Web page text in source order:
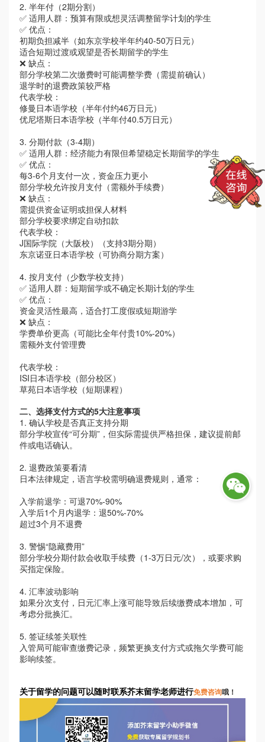
2. 半年付（2期分割）
✅ 适用人群：预算有限或想灵活调整留学计划的学生
✅ 优点：
初期负担减半（如东京学校半年约40-50万日元）
适合短期过渡或观望是否长期留学的学生
❌ 缺点：
部分学校第二次缴费时可能调整学费（需提前确认）
退学时的退费政策较严格
代表学校：
修曼日本语学校（半年付约46万日元）
优尼塔斯日本语学校（半年付40.5万日元）
3. 分期付款（3-4期）
✅ 适用人群：经济能力有限但希望稳定长期留学的学生
✅ 优点：
每3-6个月支付一次，资金压力更小
部分学校允许按月支付（需额外手续费）
❌ 缺点：
需提供资金证明或担保人材料
部分学校要求绑定自动扣款
代表学校：
J国际学院（大阪校）（支持3期分期）
东京诺亚日本语学校（可协商分期方案）
4. 按月支付（少数学校支持）
✅ 适用人群：短期留学或不确定长期计划的学生
✅ 优点：
资金灵活性最高，适合打工度假或短期游学
❌ 缺点：
学费单价更高（可能比全年付贵10%-20%）
需额外支付管理费
代表学校：
ISI日本语学校（部分校区）
草苑日本语学校（短期课程）
二、选择支付方式的5大注意事项
1. 确认学校是否真正支持分期
部分学校宣传“可分期”，但实际需提供严格担保，建议提前邮
件或电话确认。
2. 退费政策要看清
日本法律规定，语言学校需明确退费规则，通常：
入学前退学：可退70%-90%
入学后1个月内退学：退50%-70%
超过3个月不退费
3. 警惕“隐藏费用”
部分学校分期付款会收取手续费（1-3万日元/次），或要求购
买指定保险。
4. 汇率波动影响
如果分次支付，日元汇率上涨可能导致后续缴费成本增加，可
考虑分批换汇。
5. 签证续签关联性
入管局可能审查缴费记录，频繁更换支付方式或拖欠学费可能
影响续签。
关于留学的问题可以随时联系芥末留学老师进行免费咨询哦！